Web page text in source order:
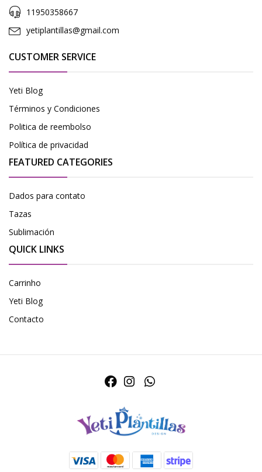
11950358667
yetiplantillas@gmail.com
CUSTOMER SERVICE
Yeti Blog
Términos y Condiciones
Politica de reembolso
Política de privacidad
FEATURED CATEGORIES
Dados para contato
Tazas
Sublimación
QUICK LINKS
Carrinho
Yeti Blog
Contacto